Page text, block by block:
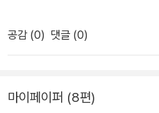
때마다 물건을 훔치는 도벽이 생
하게 대해 주는 보영을 진정한 친
이가 선생님이 정애와 친하게 지
생겨 이혼한 아버지와 엄마의 이
른들이기에 정작 책을 읽고 즐거
다 어른들 입맛에 맞는 책들이 더
빠져있던 기범이가 반 친구들에
서 아이들은 그 책이 무엇인지 알
충실하고 아이들 동화책도 창작
다. 특히나 여러 사람이 쓴 책이라
수 있고 신경써서 만들어 놓은 좋
공감 (0) 댓글 (0)
마이페이퍼 (8편)